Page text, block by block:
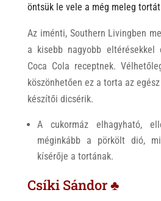
öntsük le vele a még meleg
Az iménti, Southern Livingben
a kisebb nagyobb eltérésekkel
Coca Cola receptnek.
köszönhetően ez a torta az
készítői dicsérik.
A cukormáz elhagyható,
méginkább a pörkölt dió,
kísérője a tortának.
Csíki Sándor ♣